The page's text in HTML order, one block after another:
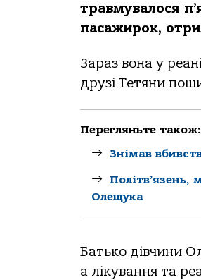
травмувалося
пасажирок,
Зараз вона у
друзі Тетяни
Перегляньте також:
Знімав
Політв’язень,
Олещука
Батько дівчини
а лікування та